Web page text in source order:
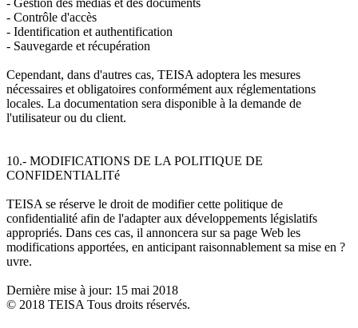
- Contrôle d'accès
- Identification et authentification
- Sauvegarde et récupération
Cependant, dans d'autres cas, TEISA adoptera les mesures
nécessaires et obligatoires conformément aux réglementations
locales. La documentation sera disponible à la demande de
l'utilisateur ou du client.
10.- MODIFICATIONS DE LA POLITIQUE DE
CONFIDENTIALITé
TEISA se réserve le droit de modifier cette politique de
confidentialité afin de l'adapter aux développements législatifs
appropriés. Dans ces cas, il annoncera sur sa page Web les
modifications apportées, en anticipant raisonnablement sa mise en ?
uvre.
Dernière mise à jour: 15 mai 2018
© 2018 TEISA Tous droits réservés.